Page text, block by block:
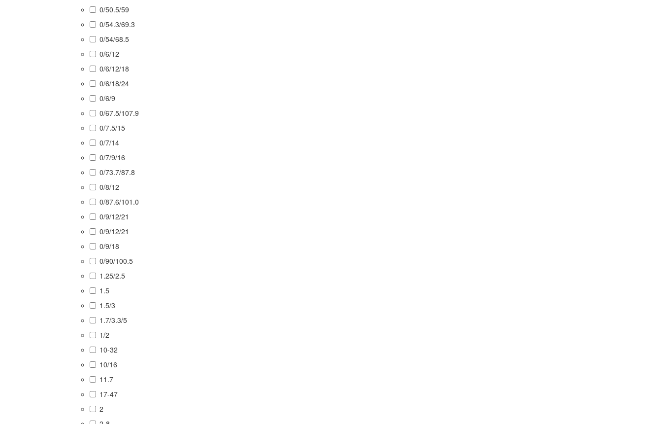
0/50.5/59
0/54.3/69.3
0/54/68.5
0/6/12
0/6/12/18
0/6/18/24
0/6/9
0/67.5/107.9
0/7.5/15
0/7/14
0/7/9/16
0/73.7/87.8
0/8/12
0/87.6/101.0
0/9/12/21
0/9/12/21
0/9/18
0/90/100.5
1.25/2.5
1.5
1.5/3
1.7/3.3/5
1/2
10-32
10/16
11.7
17-47
2